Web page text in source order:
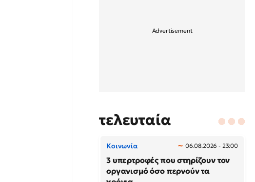
τελευταία
Κοινωνία 06.08.2026 - 23:00
3 υπερτροφές που στηρίζουν τον
οργανισμό όσο περνούν τα